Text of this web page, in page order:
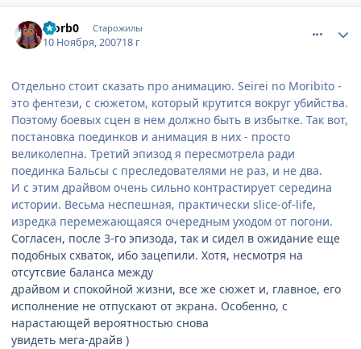
Morb0 Старожилы
10 Ноября, 200718 г
Отдельно стоит сказать про анимацию. Seirei no Moribito -
это фентези, с сюжетом, который крутится вокруг убийства.
Поэтому боевых сцен в нем должно быть в избытке. Так вот,
постановка поединков и анимация в них - просто
великолепна. Третий эпизод я пересмотрела ради
поединка Бальсы с преследователями не раз, и не два.
И с этим драйвом очень сильно контрастирует середина
истории. Весьма неспешная, практически slice-of-life,
изредка перемежающаяся очередным уходом от погони.
Согласен, после 3-го эпизода, так и сидел в ожидание еще
подобных схваток, ибо зацепили. Хотя, несмотря на
отсутсвие баланса между
драйвом и спокойной жизни, все же сюжет и, главное, его
исполнение не отпускают от экрана. Особенно, с
нарастающей вероятностью снова
увидеть мега-драйв )